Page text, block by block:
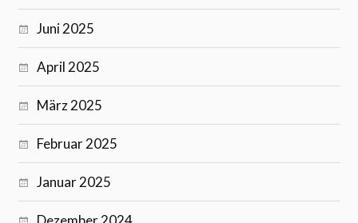
Juni 2025
April 2025
März 2025
Februar 2025
Januar 2025